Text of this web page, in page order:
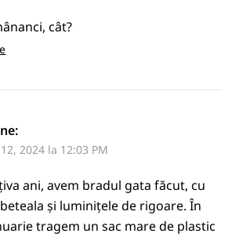
cât?
2024 la 12:03 PM
ani, avem bradul gata făcut, cu
și luminițele de rigoare. În
tragem un sac mare de plastic